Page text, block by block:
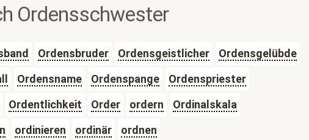
Ordensschwester
Ordensbruder Ordensgeistlicher
Ordensgelübde
Ordensname Ordenspange
Ordenspriester
Ordentlichkeit Order ordern
Ordinalskala
ordinieren ordinär ordnen